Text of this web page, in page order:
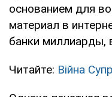
основанием для
материал в
банки миллиарды,
Читайте: Війна